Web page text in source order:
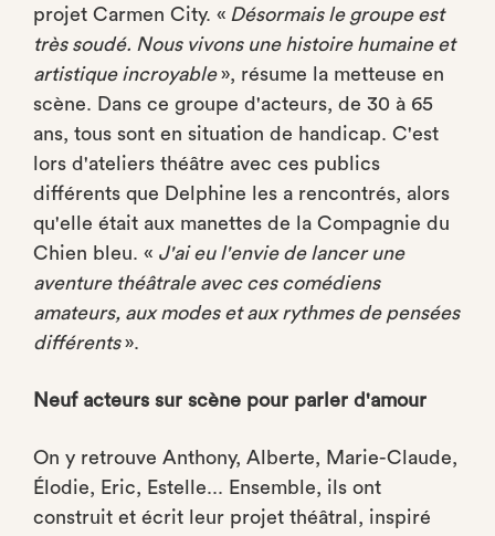
projet Carmen City. « Désormais le groupe est
très soudé. Nous vivons une histoire humaine et
artistique incroyable», résume la metteuse en
scène. Dans ce groupe d'acteurs, de 30 à 65
ans, tous sont en situation de handicap. C'est
lors d'ateliers théâtre avec ces publics
différents que Delphine les a rencontrés, alors
qu'elle était aux manettes de la Compagnie du
Chien bleu. « J'ai eu l'envie de lancer une
aventure théâtrale avec ces comédiens
amateurs, aux modes et aux rythmes de pensées
différents».
Neuf acteurs sur scène pour parler d'amour
On y retrouve Anthony, Alberte, Marie-Claude,
Élodie, Eric, Estelle... Ensemble, ils ont
construit et écrit leur projet théâtral, inspiré